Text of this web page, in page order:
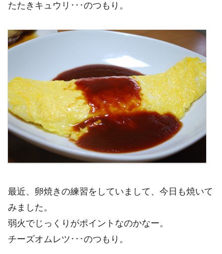
たたきキュウリ･･･のつもり。
最近、卵焼きの練習をしていまして、今日も焼いて
みました。
弱火でじっくりがポイントなのかなー。
チーズオムレツ･･･のつもり。